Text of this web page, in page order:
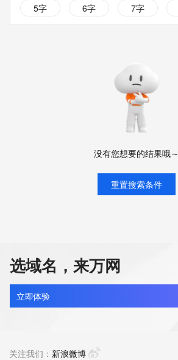
5字
6字 7字
没有您想要的结果哦～
重置搜索条件
选域名，来万网
立即体验
关注我们： 新浪微博